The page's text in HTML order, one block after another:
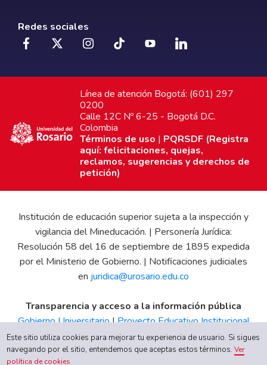
Redes sociales
Línea de atención Bogotá: (601) 297
0200
Calle 12C Nº 6-25 - Bogotá D.C.
Colombia
Términos de uso | PQRSDF (Registra
aquí: felicitaciones, quejas,
reclamos, sugerencias y derechos de
petición)
Institución de educación superior sujeta a la inspección y
vigilancia del Mineducación. | Personería Jurídica:
Resolución 58 del 16 de septiembre de 1895 expedida
por el Ministerio de Gobierno. | Notificaciones judiciales
en juridica@urosario.edu.co
Transparencia y acceso a la información pública
Gobierno Universitario|Proyecto Educativo Institucional
|Informe de Gestión|Boletín Estadístico|Régimen
Tributario|Estados Financieros|Código de Ética|Canal
Este sitio utiliza cookies para mejorar tu experiencia de usuario. Si sigues
navegando por el sitio, entendemos que aceptas estos términos.Ver
política de cookies